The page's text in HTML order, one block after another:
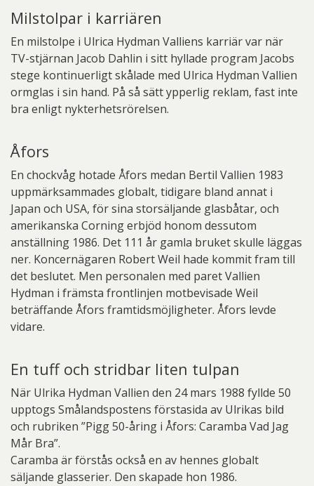
Milstolpar i karriären
En milstolpe i Ulrica Hydman Valliens karriär var när
TV-stjärnan Jacob Dahlin i sitt hyllade program Jacobs
stege kontinuerligt skålade med Ulrica Hydman Vallien
ormglas i sin hand. På så sätt ypperlig reklam, fast inte
bra enligt nykterhetsrörelsen.
Åfors
En chockvåg hotade Åfors medan Bertil Vallien 1983
uppmärksammades globalt, tidigare bland annat i
Japan och USA, för sina storsäljande glasbåtar, och
amerikanska Corning erbjöd honom dessutom
anställning 1986. Det 111 år gamla bruket skulle läggas
ner. Koncernägaren Robert Weil hade kommit fram till
det beslutet. Men personalen med paret Vallien
Hydman i främsta frontlinjen motbevisade Weil
beträffande Åfors framtidsmöjligheter. Åfors levde
vidare.
En tuff och stridbar liten tulpan
När Ulrika Hydman Vallien den 24 mars 1988 fyllde 50
upptogs Smålandspostens förstasida av Ulrikas bild
och rubriken ”Pigg 50-åring i Åfors: Caramba Vad Jag
Mår Bra”.
Caramba är förstås också en av hennes globalt
säljande glasserier. Den skapade hon 1986.